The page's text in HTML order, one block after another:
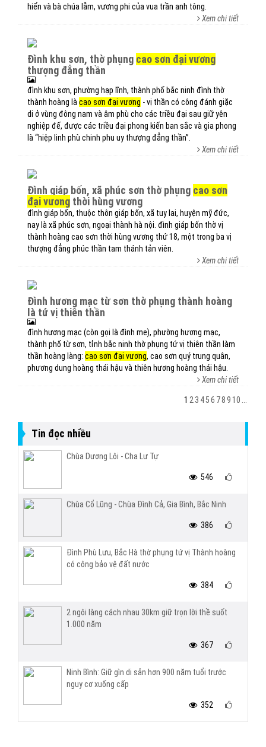
hiển và bà chúa lẫm, vương phi của vua trần anh tông.
Xem chi tiết
đình khu sơn, thờ phụng cao sơn đại vương
thượng đẳng thần
đình khu sơn, phường hạp lĩnh, thành phố bắc ninh đình thờ
thành hoàng là cao sơn đại vương - vị thần có công đánh giặc
di ở vùng đông nam và âm phù cho các triều đại sau giữ yên
nghiệp đế, được các triều đại phong kiến ban sắc và gia phong
là “hiệp linh phù chinh phu uy thượng đẳng thần”.
Xem chi tiết
đình giáp bốn, xã phúc sơn thờ phụng cao sơn
đại vương thời hùng vương
đình giáp bốn, thuộc thôn giáp bốn, xã tuy lai, huyện mỹ đức,
nay là xã phúc sơn, ngoại thành hà nội. đình giáp bốn thờ vị
thành hoàng cao sơn thời hùng vương thứ 18, một trong ba vị
thượng đẳng phúc thần tam thánh tản viên.
Xem chi tiết
đình hương mạc từ sơn thờ phụng thành hoàng
là tứ vị thiên thần
đình hương mạc (còn gọi là đình me), phường hương mạc,
thành phố từ sơn, tỉnh bắc ninh thờ phụng tứ vị thiên thần làm
thần hoàng làng: cao sơn đại vương, cao sơn quý trung quân,
phương dung hoàng thái hậu và thiên hương hoàng thái hậu.
Xem chi tiết
1 2 3 456 789 10
Tin đọc nhiều
Chùa Dương Lôi - Cha Lư Tự
546
Chùa Cổ Lũng - Chùa Đình Cả, Gia Bình, Bắc Ninh
386
Đình Phù Lưu, Bắc Hà thờ phụng tứ vị Thành hoàng
có công bảo vệ đất nước
384
2 ngôi làng cách nhau 30km giữ trọn lời thề suốt
1.000 năm
367
Ninh Bình: Giữ gìn di sản hơn 900 năm tuổi trước
nguy cơ xuống cấp
352